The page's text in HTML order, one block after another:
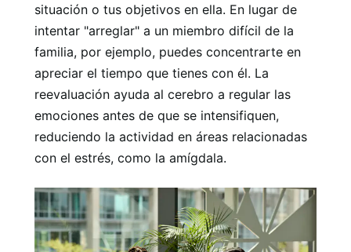
situación o tus objetivos en ella. En lugar de
intentar "arreglar" a un miembro difícil de la
familia, por ejemplo, puedes concentrarte en
apreciar el tiempo que tienes con él. La
reevaluación ayuda al cerebro a regular las
emociones antes de que se intensifiquen,
reduciendo la actividad en áreas relacionadas
con el estrés, como la amígdala.